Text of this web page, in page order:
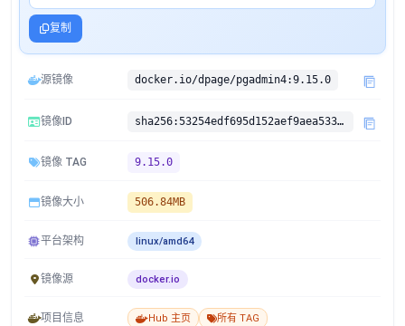
复制
源镜像 docker.io/dpage/pgadmin4:9.15.0
镜像ID sha256:53254edf695d152aef9aea533f422311536aababd9d57262a09f5a4152fd0831
镜像 TAG 9.15.0
镜像大小 506.84MB
平台架构 linux/amd64
镜像源 docker.io
项目信息 Hub 主页 所有 TAG